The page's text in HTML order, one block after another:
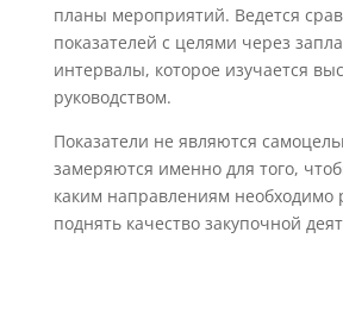
планы мероприятий. Ведется
показателей с целями через
интервалы, которое изучается
руководством.
Показатели не являются
замеряются именно для того,
каким направлениям необходимо
поднять качество закупочной